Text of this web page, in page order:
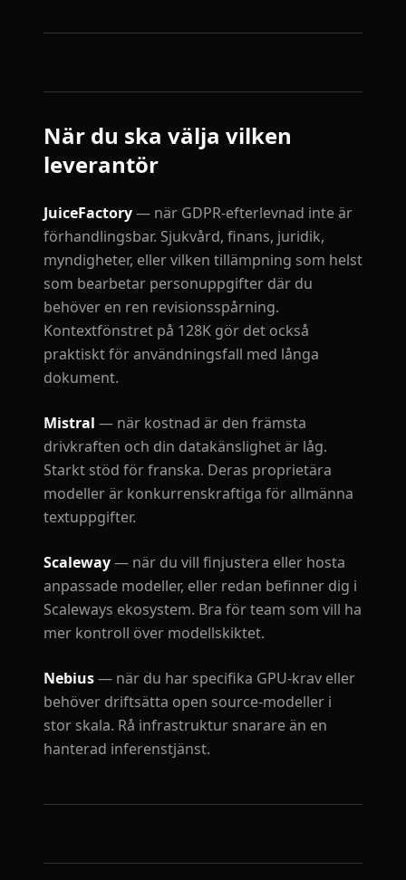
När du ska välja vilken
leverantör
JuiceFactory— när GDPR-efterlevnad inte är
förhandlingsbar. Sjukvård, finans, juridik,
myndigheter, eller vilken tillämpning som helst
som bearbetar personuppgifter där du
behöver en ren revisionsspårning.
Kontextfönstret på 128K gör det också
praktiskt för användningsfall med långa
dokument.
Mistral — när kostnad är den främsta
drivkraften och din datakänslighet är låg.
Starkt stöd för franska. Deras proprietära
modeller är konkurrenskraftiga för allmänna
textuppgifter.
Scaleway— när du vill finjustera eller hosta
anpassade modeller, eller redan befinner dig i
Scaleways ekosystem. Bra för team som vill ha
mer kontroll över modellskiktet.
Nebius— när du har specifika GPU-krav eller
behöver driftsätta open source-modeller i
stor skala. Rå infrastruktur snarare än en
hanterad inferenstjänst.